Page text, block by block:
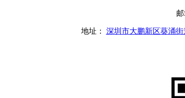
邮
地址： 深圳市大鹏新区葵涌